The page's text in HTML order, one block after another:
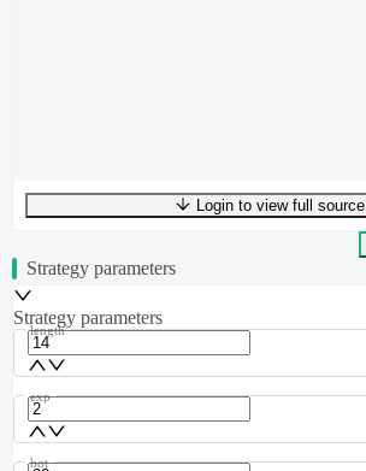
UTF-8292 bytes49 words0 linesLn 1,Col 0
Login to view full source
Strategy parameters
Strategy parameters
length
exp
bot